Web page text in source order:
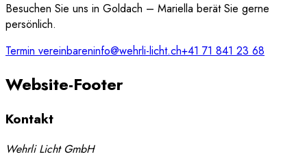
Besuchen Sie uns in Goldach – Mariella berät Sie gerne
persönlich.
Termin vereinbareninfo@wehrli-licht.ch+41 71 841 23 68
Website-Footer
Kontakt
Wehrli Licht GmbH